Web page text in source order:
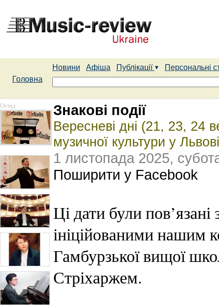
Новини Афіша Публікації
Персональні
Головна
Огляд Знакові події
Вересневі дні (21, 23, 24
музичної культури у Львові
1 листопада 2025,
Поширити у Facebook
Ці дати були
ініційованими нашим
Гамбурзької вищої
Стріхаржем.